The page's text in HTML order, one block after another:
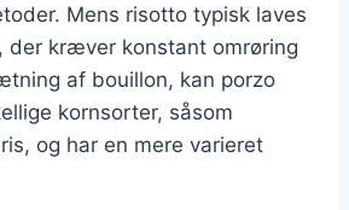
Mens risotto typisk laves
der kræver konstant omrøring
af bouillon, kan porzo
kornsorter, såsom
og har en mere varieret